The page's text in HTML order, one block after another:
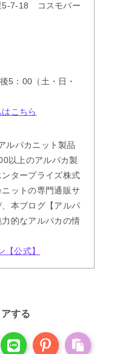
18 コスモパー
5：00（土・日・
こちら
ルパカニット製品
以上のアルパカ製
タープライズ株式
ットの専門通販サ
、本ブログ【アルパ
的なアルパカの情
公式】
する